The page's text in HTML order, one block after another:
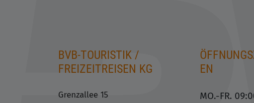
BVB-TOURISTIK /
FREIZEITREISEN KG
Grenzallee 15
EN
MO.-FR.